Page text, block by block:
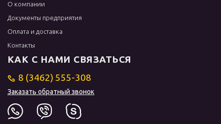
О компании
Документы предприятия
Оплата и доставка
Контакты
КАК С НАМИ СВЯЗАТЬСЯ
8 (3462) 555-308
Заказать обратный звонок